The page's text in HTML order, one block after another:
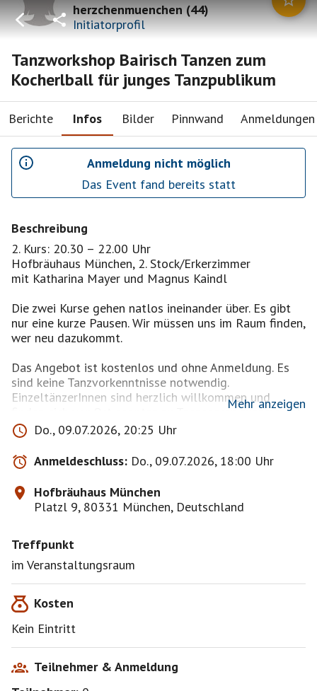
herzchenmuenchen(44)
Initiatorprofil
Tanzworkshop Bairisch Tanzen zum
Kocherlball für junges Tanzpublikum
Berichte Infos Bilder Pinnwand Anmeldungen
Anmeldung nicht möglich
Das Event fand bereits statt
Beschreibung
2. Kurs: 20.30 – 22.00 Uhr
Hofbräuhaus München, 2. Stock/Erkerzimmer
mit Katharina Mayer und Magnus Kaindl
Die zwei Kurse gehen natlos ineinander über. Es gibt
nur eine kurze Pausen. Wir müssen uns im Raum finden,
wer neu dazukommt.
Das Angebot ist kostenlos und ohne Anmeldung. Es
sind keine Tanzvorkenntnisse notwendig.
EinzeltänzerInnen sind herzlich willkommen und
https://www.volkskultur-
muenchen.de/veranstaltung/tanzworkshop-bairisch-
tanzen-2026-07-09-jung/
Sehr gute Anleitung; Mischung aus neuen und
erfahrenen TänzerInnen; leider immer sehr voll. Es
macht aber viel Spaß und ist ganz lustig.
Jeder nimmt auf eigene Verantwortung teil.
Mehr anzeigen
Do., 09.07.2026, 20:25 Uhr
Anmeldeschluss: Do., 09.07.2026, 18:00 Uhr
Hofbräuhaus München
Platzl 9, 80331 München, Deutschland
Treffpunkt
im Veranstaltungsraum
Kosten
Kein Eintritt
Teilnehmer & Anmeldung